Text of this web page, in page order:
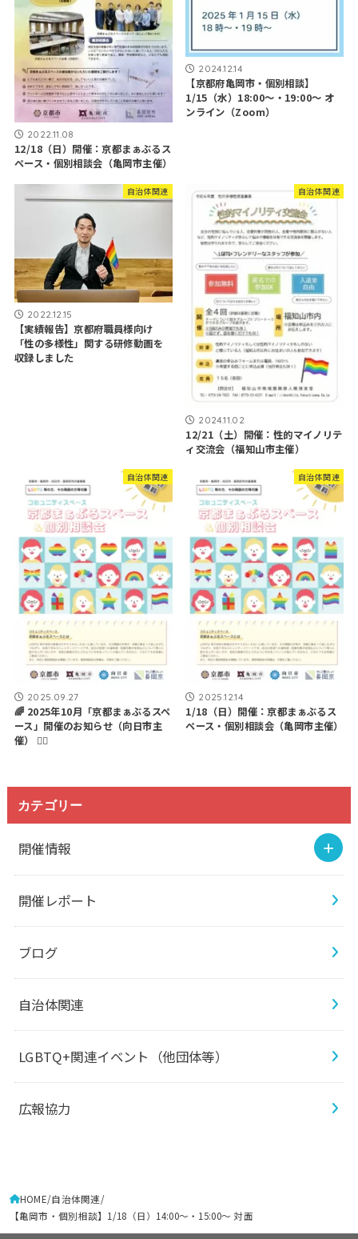
2022.11.08
12/18（日）開催：京都まぁぶるス
ペース・個別相談会（亀岡市主催）
2024.12.14
【京都府亀岡市・個別相談】
1/15（水）18:00～・19:00～ オ
ンライン（Zoom）
自治体関連
2022.12.15
【実績報告】京都府職員様向け
「性の多様性」関する研修動画を
収録しました
自治体関連
2024.11.02
12/21（土）開催：性的マイノリテ
ィ交流会（福知山市主催）
自治体関連
2025.09.27
🌈 2025年10月「京都まぁぶるスペ
ース」開催のお知らせ（向日市主
催） 🏳️‍🌈
自治体関連
2025.12.14
1/18（日）開催：京都まぁぶるス
ペース・個別相談会（亀岡市主催）
カテゴリー
開催情報
開催レポート
ブログ
自治体関連
LGBTQ+関連イベント（他団体等）
広報協力
HOME 自治体関連
【亀岡市・個別相談】1/18（日）14:00～・15:00～ 対面